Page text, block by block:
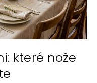
které nože